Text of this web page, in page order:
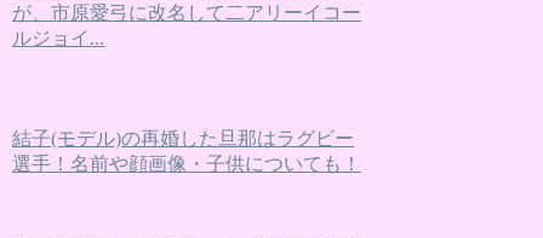
が、市原愛弓に改名して二アリーイコー
ルジョイ...
結子(モデル)の再婚した旦那はラグビー
選手！名前や顔画像・子供についても！